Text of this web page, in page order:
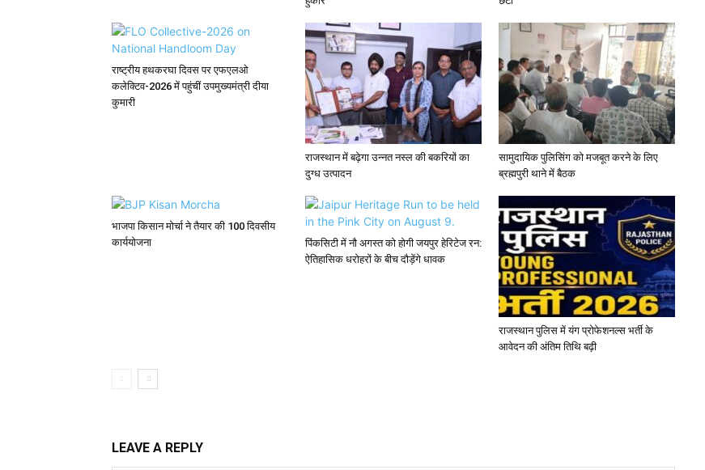
राष्ट्रीय हथकरघा दिवस पर एफएलओ
कलेक्टिव-2026 में पहुंचीं उपमुख्यमंत्री दीया
कुमारी
राजस्थान में बढ़ेगा उन्नत नस्ल की बकरियों का
दुग्ध उत्पादन
सामुदायिक पुलिसिंग को मजबूत करने के लिए
ब्रह्मपुरी थाने में बैठक
भाजपा किसान मोर्चा ने तैयार की 100 दिवसीय
कार्ययोजना
पिंकसिटी में नौ अगस्त को होगी जयपुर हेरिटेज रन:
ऐतिहासिक धरोहरों के बीच दौड़ेंगे धावक
राजस्थान पुलिस में यंग प्रोफेशनल्स भर्ती के
आवेदन की अंतिम तिथि बढ़ी
LEAVE A REPLY